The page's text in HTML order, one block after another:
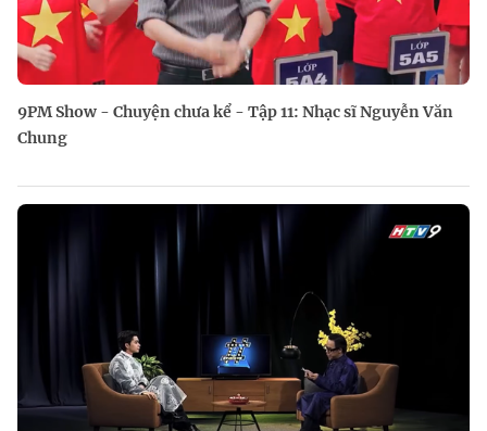
9PM Show - Chuyện chưa kể - Tập 11: Nhạc sĩ Nguyễn Văn
Chung